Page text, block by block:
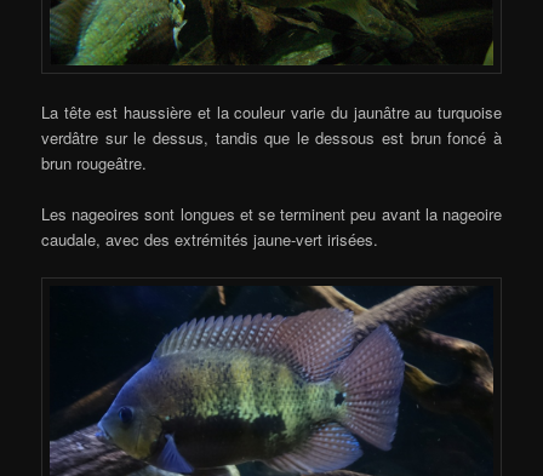
La tête est haussière et la couleur varie du jaunâtre au turquoise
verdâtre sur le dessus, tandis que le dessous est brun foncé à
brun rougeâtre.
Les nageoires sont longues et se terminent peu avant la nageoire
caudale, avec des extrémités jaune-vert irisées.